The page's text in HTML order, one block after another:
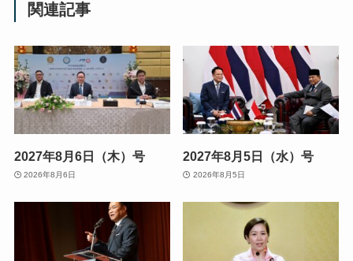
関連記事
2027年8月6日（木）号
2026年8月6日
2027年8月5日（水）号
2026年8月5日